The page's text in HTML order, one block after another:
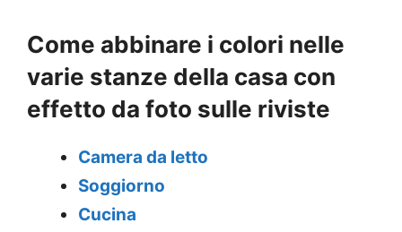
Come abbinare i colori nelle
varie stanze della casa con
effetto da foto sulle riviste
Camera da letto
Soggiorno
Cucina